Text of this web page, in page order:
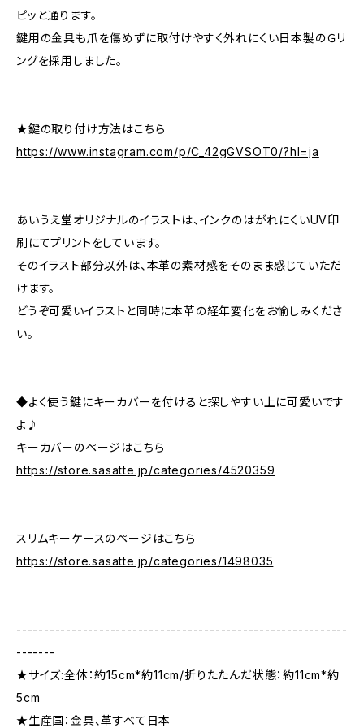
ピッと通ります。
鍵用の金具も爪を傷めずに取付けやすく外れにくい日本製のＧリ
ングを採用しました。
★鍵の取り付け方法はこちら
https://www.instagram.com/p/C_42gGVSOT0/?hl=ja
あいうえ堂オリジナルのイラストは、インクのはがれにくいUV印
刷にてプリントをしています。
そのイラスト部分以外は、本革の素材感をそのまま感じていただ
けます。
どうぞ可愛いイラストと同時に本革の経年変化をお愉しみくださ
い。
◆よく使う鍵にキーカバーを付けると探しやすい上に可愛いです
よ♪
キーカバーのページはこちら
https://store.sasatte.jp/categories/4520359
スリムキーケースのページはこちら
https://store.sasatte.jp/categories/1498035
------------------------------------------------------------
-------
★サイズ:全体：約15cm*約11cm/折りたたんだ状態：約11cm*約
5cm
★生産国：金具、革すべて日本